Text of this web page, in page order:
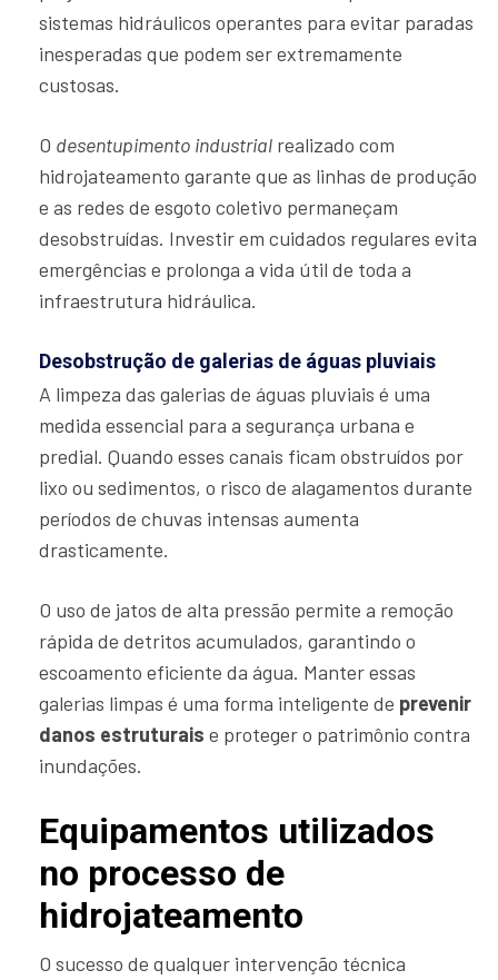
sistemas hidráulicos operantes para evitar paradas
inesperadas que podem ser extremamente
custosas.
O desentupimento industrial realizado com
hidrojateamento garante que as linhas de produção
e as redes de esgoto coletivo permaneçam
desobstruídas. Investir em cuidados regulares evita
emergências e prolonga a vida útil de toda a
infraestrutura hidráulica.
Desobstrução de galerias de águas pluviais
A limpeza das galerias de águas pluviais é uma
medida essencial para a segurança urbana e
predial. Quando esses canais ficam obstruídos por
lixo ou sedimentos, o risco de alagamentos durante
períodos de chuvas intensas aumenta
drasticamente.
O uso de jatos de alta pressão permite a remoção
rápida de detritos acumulados, garantindo o
escoamento eficiente da água. Manter essas
galerias limpas é uma forma inteligente de prevenir
danos estruturais e proteger o patrimônio contra
inundações.
Equipamentos utilizados
no processo de
hidrojateamento
O sucesso de qualquer intervenção técnica